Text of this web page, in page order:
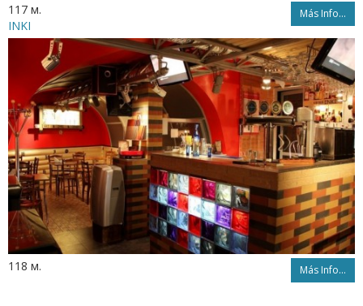
117 м. Más Info...
INKI
118 м. Más Info...